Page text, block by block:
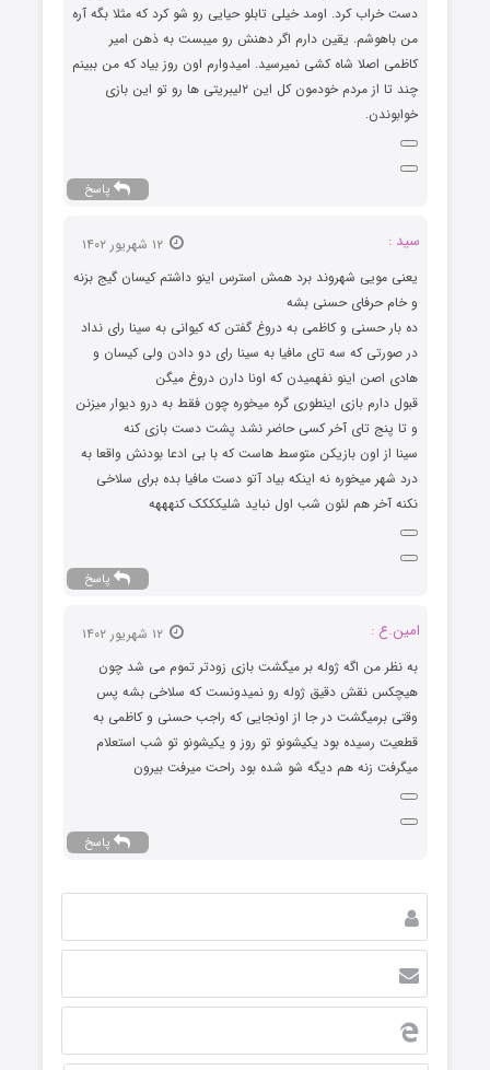
دست خراب کرد. اومد خیلی تابلو حیایی رو شو کرد که مثلا بگه آره
من باهوشم. یقین دارم اگر دهنش رو میبست به ذهن امیر
کاظمی اصلا شاه کشی نمیرسید. امیدوارم اون روز بیاد که من ببینم
چند تا از مردم خودمون کل این ۲لیبریتی ها رو تو این بازی
خوابوندن.
پاسخ
سید :
یعنی مویی شهروند برد همش استرس اینو داشتم کیسان گیج بزنه
و خام حرفای حسنی بشه
ده بار حسنی و کاظمی به دروغ گفتن که کیوانی به سینا رای نداد
در صورتی که سه تای مافیا به سینا رای دو دادن ولی کیسان و
هادی اصن اینو نفهمیدن که اونا دارن دروغ میگن
قبول دارم بازی اینطوری گره میخوره چون فقط به درو دیوار میزنن
و تا پنج تای آخر کسی حاضر نشد پشت دست بازی کنه
سینا از اون بازیکن متوسط هاست که با بی ادعا بودنش واقعا به
درد شهر میخوره نه اینکه بیاد آتو دست مافیا بده برای سلاخی
نکنه آخر هم لئون شب اول نباید شلیکککک کنهههه
پاسخ
امین.ع :
به نظر من اگه ژوله بر میگشت بازی زودتر تموم می شد چون
هیچکس نقش دقیق ژوله رو نمیدونست که سلاخی بشه پس
وقتی برمیگشت در جا از اونجایی که راجب حسنی و کاظمی به
قطعیت رسیده بود یکیشونو تو روز و یکیشونو تو شب استعلام
میگرفت زنه هم دیگه شو شده بود راحت میرفت بیرون
پاسخ